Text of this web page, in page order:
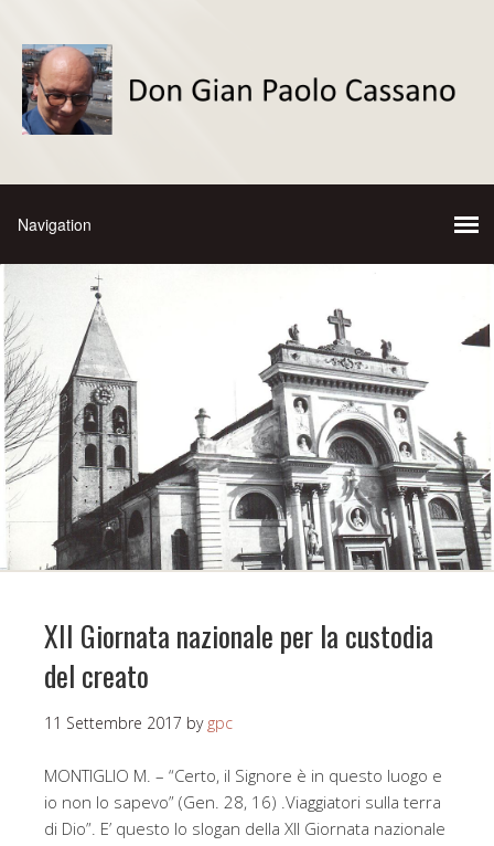
XII Giornata nazionale per la custodia
del creato
11 Settembre 2017 by gpc
MONTIGLIO M. – “Certo, il Signore è in questo luogo e
io non lo sapevo” (Gen. 28, 16) .Viaggiatori sulla terra
di Dio”. E’ questo lo slogan della XII Giornata nazionale